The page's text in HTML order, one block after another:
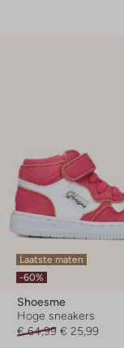
Laatste maten
-60%
Shoesme
Hoge sneakers
€ 64,99 € 25,99